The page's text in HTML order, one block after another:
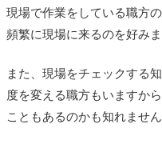
現場で作業をしている職方
頻繁に現場に来るのを好みま
また、現場をチェックする
度を変える職方もいますか
こともあるのかも知れません